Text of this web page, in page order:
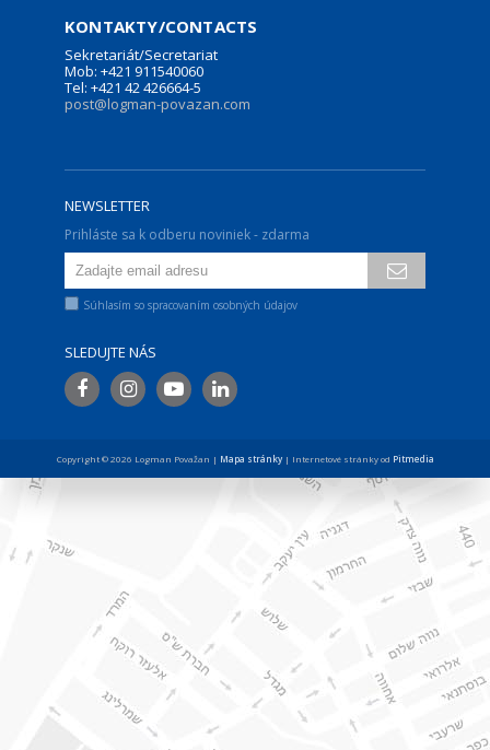
KONTAKTY/CONTACTS
Sekretariát/Secretariat
Mob: +421 911540060
Tel: +421 42 426664-5
post@logman-povazan.com
NEWSLETTER
Prihláste sa k odberu noviniek - zdarma
Súhlasím so spracovaním osobných údajov
SLEDUJTE NÁS
Copyright © 2026 Logman Považan | Mapa stránky| Internetové stránky od Pitmedia